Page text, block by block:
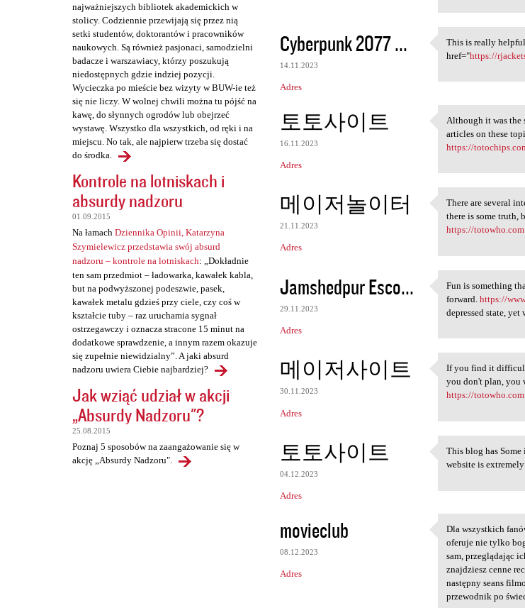
najważniejszych bibliotek akademickich w
stolicy. Codziennie przewijają się przez nią
setki studentów, doktorantów i pracowników
naukowych. Są również pasjonaci, samodzielni
badacze i warszawiacy, którzy poszukują
niedostępnych gdzie indziej pozycji.
Wycieczka po mieście bez wizyty w BUW-ie też
się nie liczy. W wolnej chwili można tu pójść na
kawę, do słynnych ogrodów lub obejrzeć
wystawę. Wszystko dla wszystkich, od ręki i na
miejscu. No tak, ale najpierw trzeba się dostać
do środka.
Kontrole na lotniskach i
absurdy nadzoru
01.09.2015
Na łamach Dziennika Opinii, Katarzyna
Szymielewicz przedstawia swój absurd
nadzoru – kontrole na lotniskach: „Dokładnie
ten sam przedmiot – ładowarka, kawałek kabla,
but na podwyższonej podeszwie, pasek,
kawałek metalu gdzieś przy ciele, czy coś w
kształcie tuby – raz uruchamia sygnał
ostrzegawczy i oznacza stracone 15 minut na
dodatkowe sprawdzenie, a innym razem okazuje
się zupełnie niewidzialny”. A jaki absurd
nadzoru uwiera Ciebie najbardziej?
Jak wziąć udział w akcji
„Absurdy Nadzoru"?
25.08.2015
Poznaj 5 sposobów na zaangażowanie się w
akcję „Absurdy Nadzoru".
Cyberpunk 2077 ...
14.11.2023
Adres
This is really
This is really
href="https://
토토사이트
16.11.2023
Adres
Although it
Although it was the
articles on these
https://
메이저놀이터
21.11.2023
Adres
There are
There are several
there is some
https://totowho.com
Jamshedpur Esco...
29.11.2023
Adres
Fun is
Fun is something
forward.https://
depressed state,
메이저사이트
30.11.2023
Adres
If you find it
If you find it
you don't plan, you
https://totowho.com
토토사이트
04.12.2023
Adres
This blog has
This blog has
website is
movieclub
08.12.2023
Adres
Dla
Dla wszystkich
oferuje nie tylko
sam, przeglądając
znajdziesz cenne
następny seans
przewodnik po